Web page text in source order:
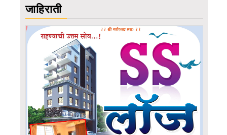
जाहिराती